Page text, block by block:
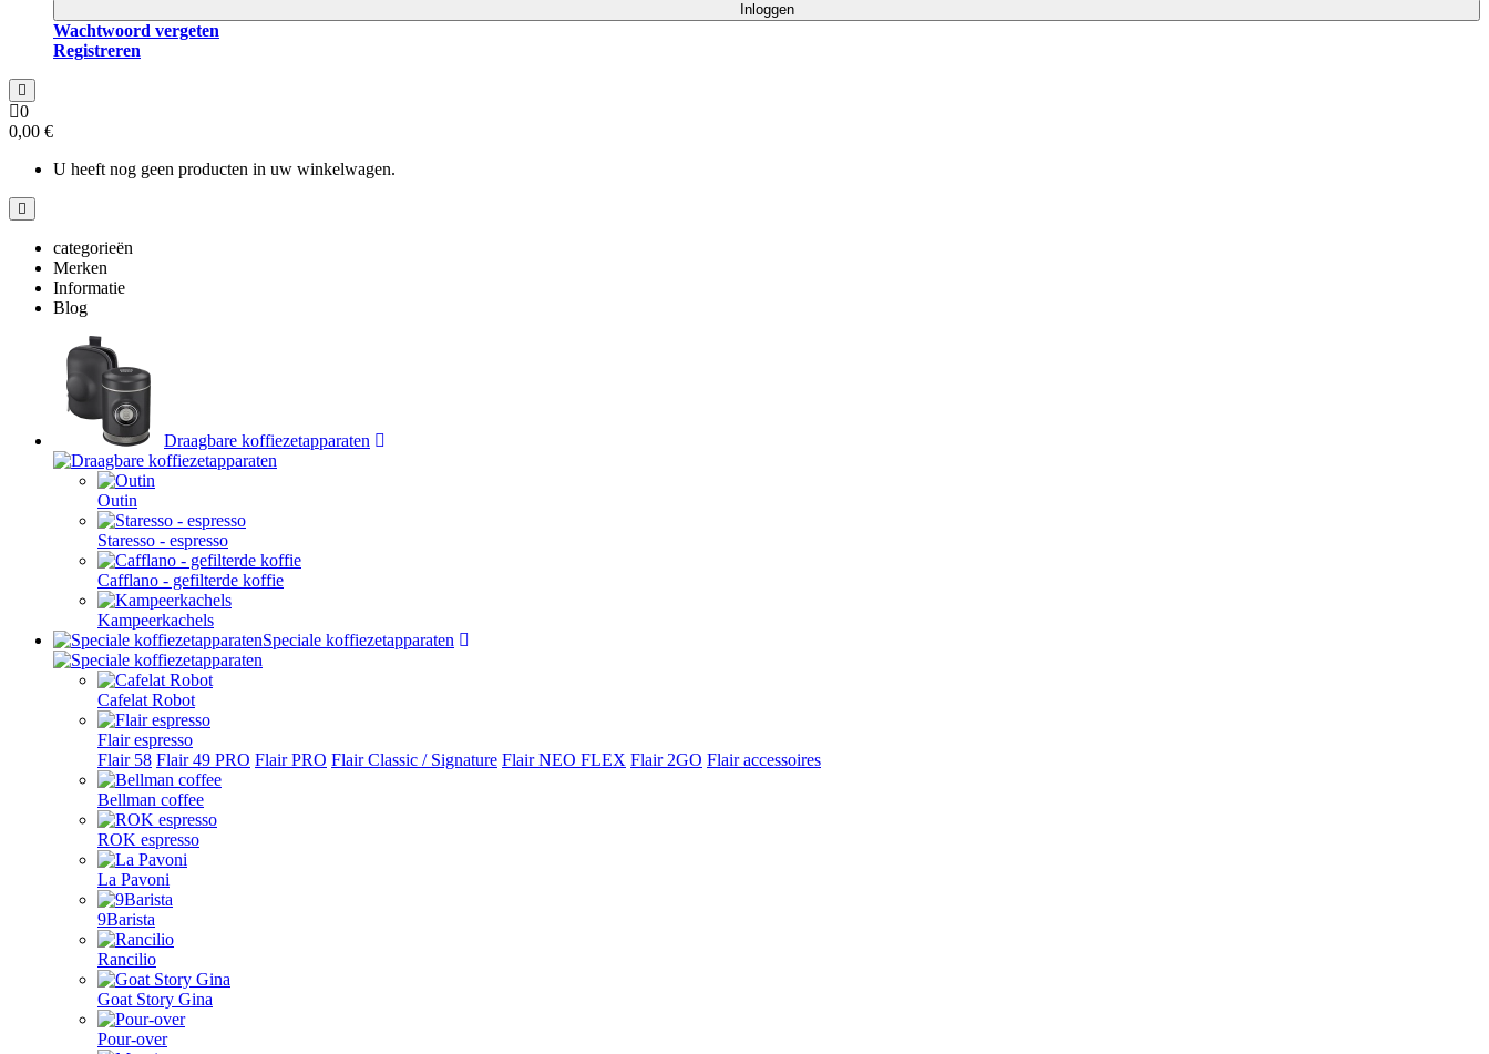
Inloggen
Wachtwoord vergeten
Registreren
0
0,00 €
U heeft nog geen producten in uw winkelwagen.
categorieën
Merken
Informatie
Blog
Draagbare koffiezetapparaten
Outin
Staresso - espresso
Cafflano - gefilterde koffie
Kampeerkachels
Speciale koffiezetapparaten
Cafelat Robot
Flair espresso
Flair 58 Flair 49 PRO Flair PRO Flair Classic / Signature Flair NEO FLEX Flair 2GO Flair accessoires
Bellman coffee
ROK espresso
La Pavoni
9Barista
Rancilio
Goat Story Gina
Pour-over